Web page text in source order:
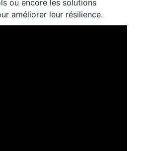
ou encore les solutions
améliorer leur résilience.